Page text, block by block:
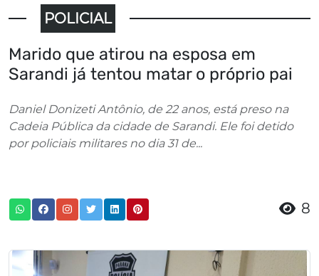
POLICIAL
Marido que atirou na esposa em
Sarandi já tentou matar o próprio pai
Daniel Donizeti Antônio, de 22 anos, está preso na
Cadeia Pública da cidade de Sarandi. Ele foi detido
por policiais militares no dia 31 de...
8